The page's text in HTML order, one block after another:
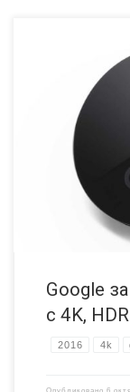
Google
поддерживает 4K
HDR10 и Dolby
Третье поколение
деталей было
чтобы
Google
с 4K,
2016 4k